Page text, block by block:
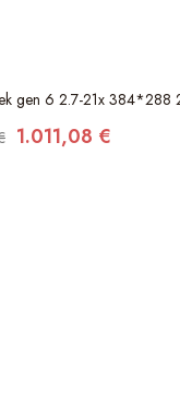
gen 6 2.7-21x 384*288
1.011,08 €